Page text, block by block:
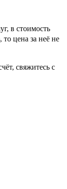
в стоимость
цена за неё не
свяжитесь с